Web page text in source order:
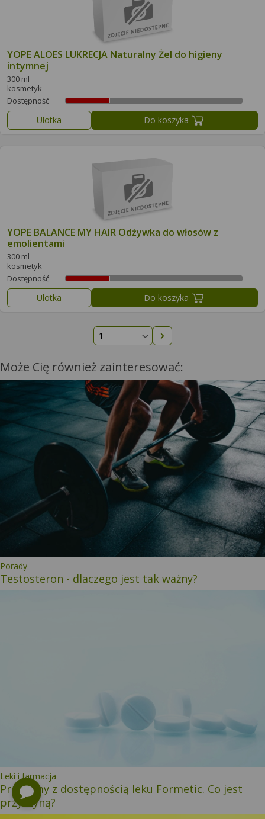
YOPE ALOES LUKRECJA Naturalny Żel do higieny
intymnej
300 ml
kosmetyk
Dostępność
Ulotka Do koszyka
YOPE BALANCE MY HAIR Odżywka do włosów z
emolientami
300 ml
kosmetyk
Dostępność
Ulotka Do koszyka
Następna strona
Może Cię również zainteresować:
Kategoria:
Porady
Testosteron - dlaczego jest tak ważny?
Kategoria:
Leki i farmacja
Problemy z dostępnością leku Formetic. Co jest
przyczyną?